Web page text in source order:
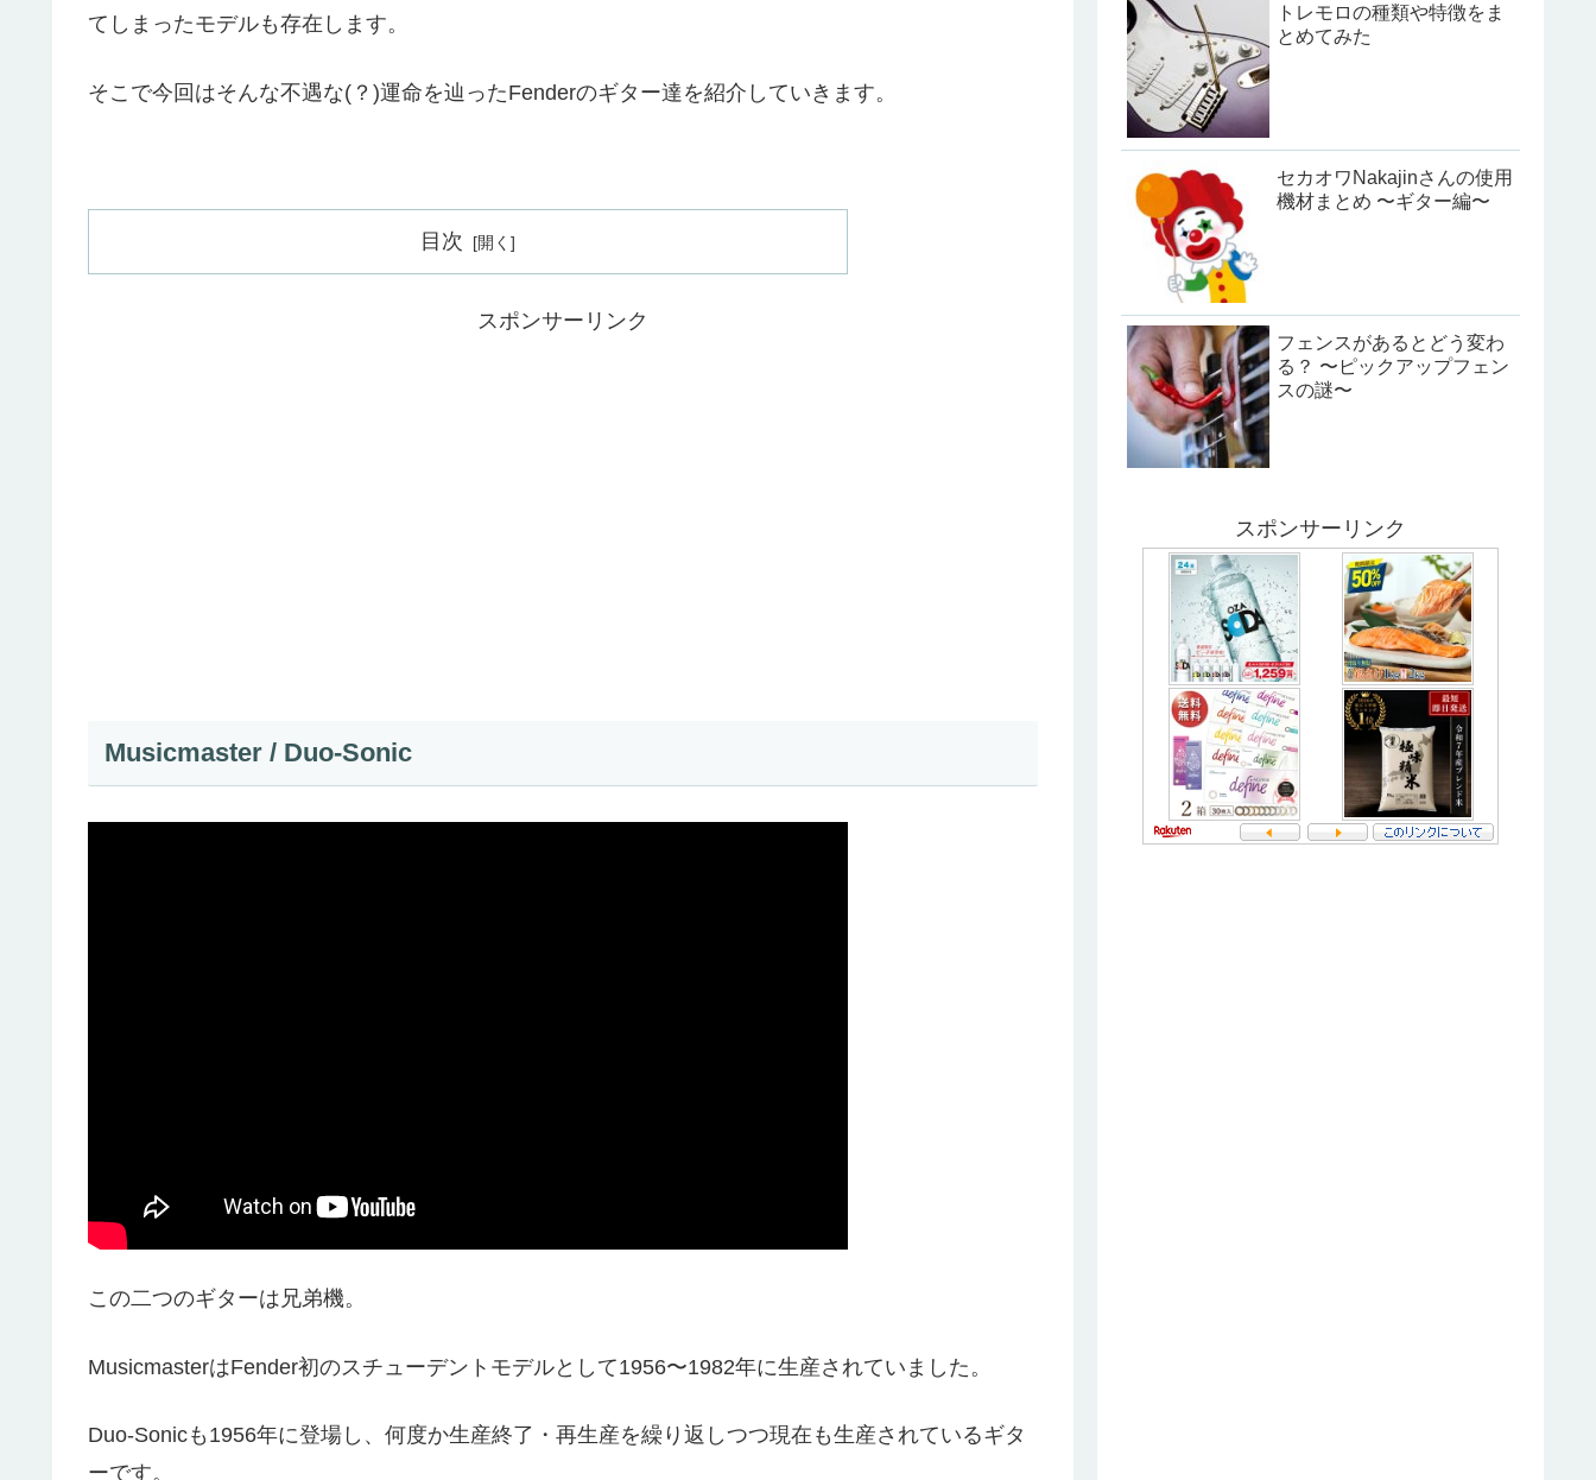
てしまったモデルも存在します。
そこで今回はそんな不遇な(？)運命を辿ったFenderのギター達を紹介していきます。
目次
スポンサーリンク
Musicmaster / Duo-Sonic
この二つのギターは兄弟機。
MusicmasterはFender初のスチューデントモデルとして1956〜1982年に生産されていました。
Duo-Sonicも1956年に登場し、何度か生産終了・再生産を繰り返しつつ現在も生産されているギタ
ーです。
トレモロの種類や特徴をま
とめてみた
セカオワNakajinさんの使用
機材まとめ 〜ギター編〜
フェンスがあるとどう変わ
る？ 〜ピックアップフェン
スの謎〜
スポンサーリンク